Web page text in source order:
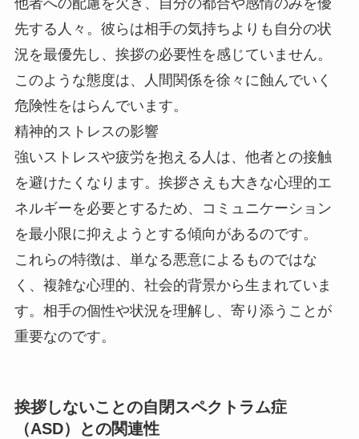
先する人々。彼らは相手の気持ちよりも自分の状
況を最優先し、挨拶の必要性を感じていません。
このような態度は、人間関係を徐々に蝕んでいく
危険性をはらんでいます。
精神的ストレスの影響
強いストレスや疲労を抱える人は、他者との接触
を避けたくなります。挨拶さえも大きな心理的エ
ネルギーを必要とするため、コミュニケーション
を最小限に抑えようとする傾向があるのです。
これらの特徴は、単なる悪意によるものではな
く、複雑な心理的、社会的背景から生まれていま
す。相手の個性や状況を理解し、寄り添うことが
重要なのです。
挨拶しないことの自閉スペクトラム症
（ASD）との関連性